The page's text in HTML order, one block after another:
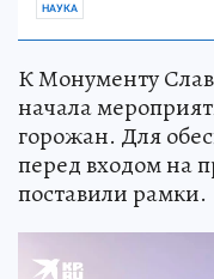
НАУКА
К Монументу
начала
горожан. Для
перед входом на
поставили рамки.